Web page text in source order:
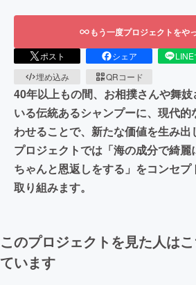
もう一度プロジェクトをや
ポスト シェア
埋め込み
QRコード
40年以上もの間、お相撲さんや舞
いる伝統あるシャンプーに、現代
わせることで、新たな価値を生み出
プロジェクトでは「海の成分で綺麗
ちゃんと恩返しをする」をコンセプ
取り組みます。
このプロジェクトを見た人は
ています